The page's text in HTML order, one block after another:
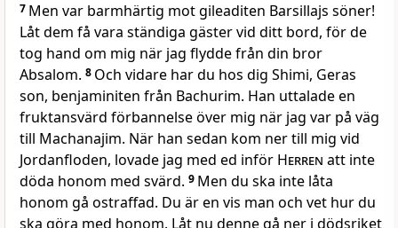
7 Men var barmhärtig mot gileaditen Barsillajs söner!
Låt dem få vara ständiga gäster vid ditt bord, för de
tog hand om mig när jag flydde från din bror
Absalom. 8 Och vidare har du hos dig Shimi, Geras
son, benjaminiten från Bachurim. Han uttalade en
fruktansvärd förbannelse över mig när jag var på väg
till Machanajim. När han sedan kom ner till mig vid
Jordanfloden, lovade jag med ed inför Herren att inte
döda honom med svärd. 9 Men du ska inte låta
honom gå ostraffad. Du är en vis man och vet hur du
ska göra med honom. Låt nu denne gå ner i dödsriket